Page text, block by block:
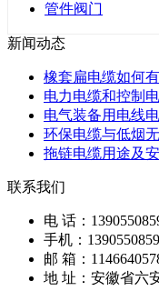
管件阀门
新闻动态
橡套扁电缆如何
电力电缆和控制
电气装备用电线
环保电缆与低烟
拖链电缆用途及
联系我们
电 话：
手机：
邮 箱：
地 址：安徽省六